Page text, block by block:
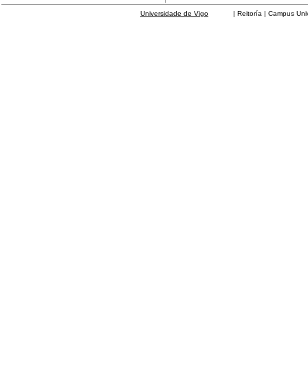
Universidade de Vigo | Reitoría | Campus